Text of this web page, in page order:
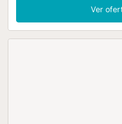
disponible una cuna y una trona.
dispone de zona exterior
piscina compartida. La
Ver